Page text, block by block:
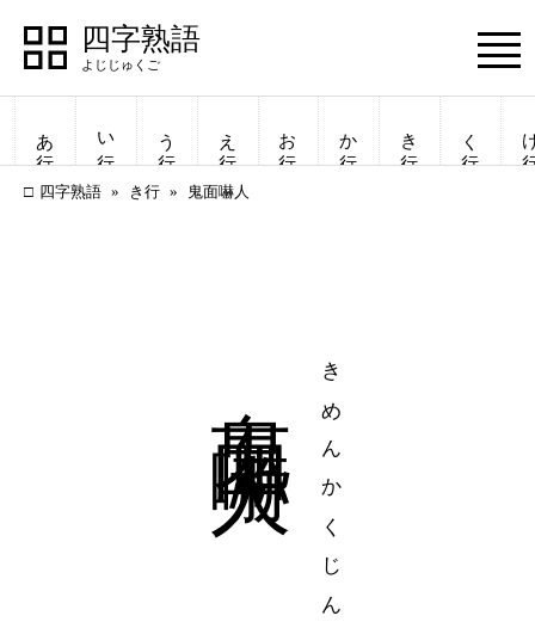
四字熟語
四字熟語
一覧表示
Menu
あ行 い行 う行 え行 お行 か行 き行 く行
四字熟語 き行 鬼面嚇人
きめんかくじん
四字熟語
一覧表示